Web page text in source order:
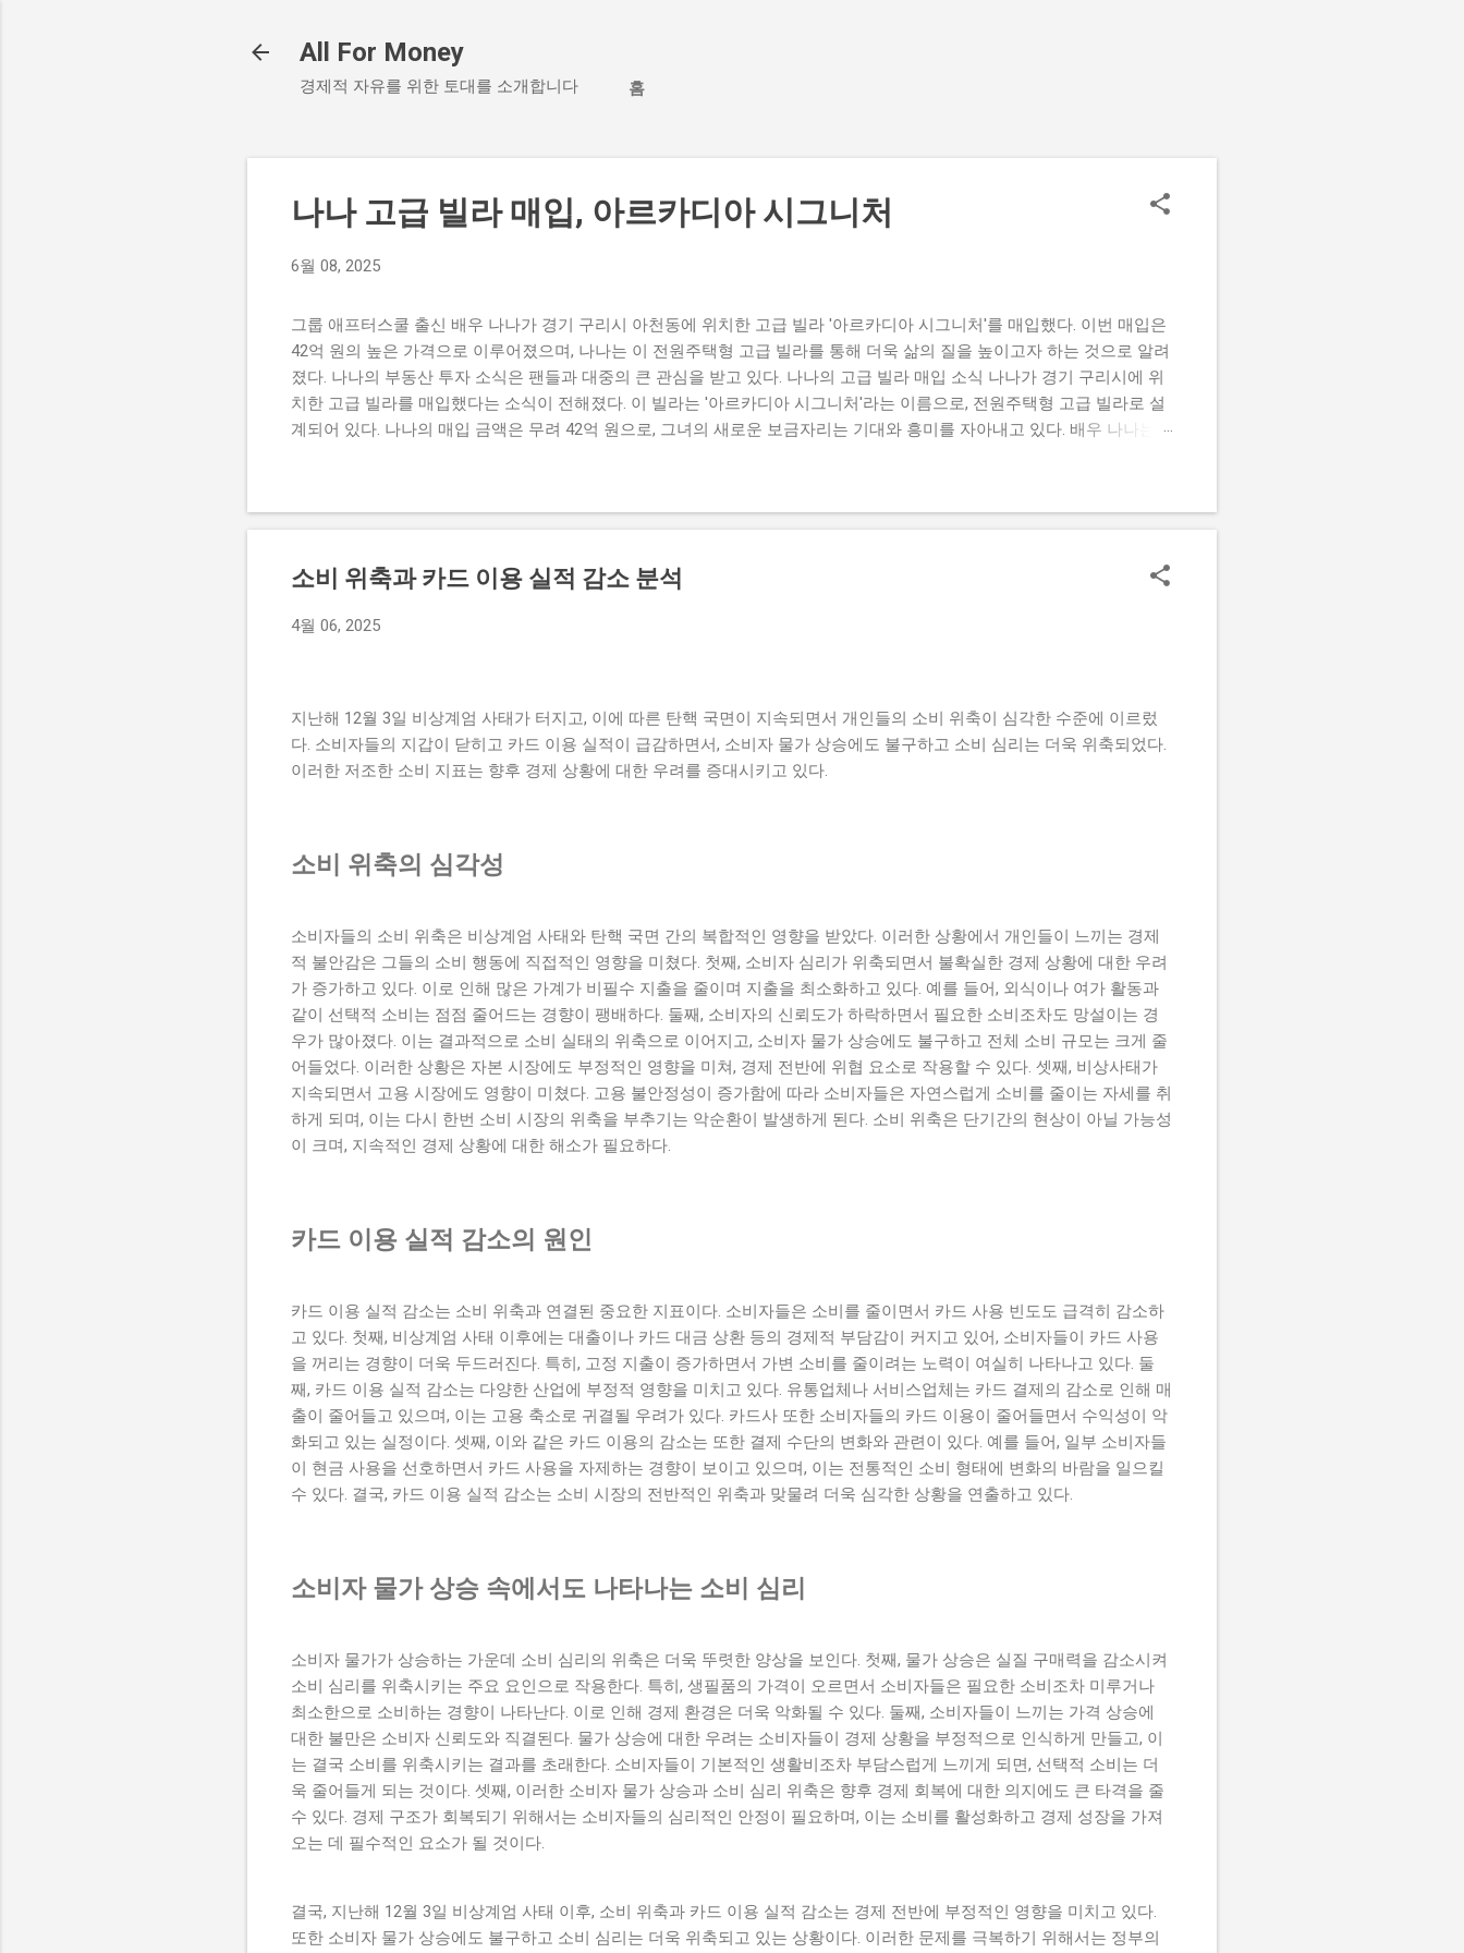
All For Money
경제적 자유를 위한 토대를 소개합니다 홈
나나 고급 빌라 매입, 아르카디아 시그니처
6월 08, 2025
그룹 애프터스쿨 출신 배우 나나가 경기 구리시 아천동에 위치한 고급 빌라 '아르카디아 시그니처'를 매입했다. 이번 매입은
42억 원의 높은 가격으로 이루어졌으며, 나나는 이 전원주택형 고급 빌라를 통해 더욱 삶의 질을 높이고자 하는 것으로 알려
졌다. 나나의 부동산 투자 소식은 팬들과 대중의 큰 관심을 받고 있다. 나나의 고급 빌라 매입 소식 나나가 경기 구리시에 위
치한 고급 빌라를 매입했다는 소식이 전해졌다. 이 빌라는 '아르카디아 시그니처'라는 이름으로, 전원주택형 고급 빌라로 설
계되어 있다. 나나의 매입 금액은 무려 42억 원으로, 그녀의 새로운 보금자리는 기대와 흥미를 자아내고 있다. 배우 나나는
상태에 대한 궁금증을 불러일으키기도 했다. 한편, 나나는 고급 빌라를 매입하면서 앞으로의 계획에 대한 이야기도 전했다.
그녀는 이를 통해 안정된 생활 환경을 원하는 만큼 스스로의 삶을 더욱 풍요롭게 만드는데 중점을 두고 있다고 전했다. 앞으
로 그녀가 어떤 방식으로 고급 빌라에서의 새 삶을 꾸려나갈지 많은 이들이 주목하고 있다. 아르카디아 시그니처의 매력 '아
르카디아 시그니처'는 경기 구리시에 위치한 전원주택형 고급 빌라로, 자연과 조화를 이루는 아름다운 환경 속에 자리잡고
력을 높이고 있다. 특히, 이 빌라는 넓은 공간과 개인적인 프라이버시를 중요시하는 모든 요소를 갖추고 있다. 나나가 선택한
소비 위축과 카드 이용 실적 감소 분석
4월 06, 2025
지난해 12월 3일 비상계엄 사태가 터지고, 이에 따른 탄핵 국면이 지속되면서 개인들의 소비 위축이 심각한 수준에 이르렀
다. 소비자들의 지갑이 닫히고 카드 이용 실적이 급감하면서, 소비자 물가 상승에도 불구하고 소비 심리는 더욱 위축되었다.
이러한 저조한 소비 지표는 향후 경제 상황에 대한 우려를 증대시키고 있다.
소비 위축의 심각성
소비자들의 소비 위축은 비상계엄 사태와 탄핵 국면 간의 복합적인 영향을 받았다. 이러한 상황에서 개인들이 느끼는 경제
적 불안감은 그들의 소비 행동에 직접적인 영향을 미쳤다. 첫째, 소비자 심리가 위축되면서 불확실한 경제 상황에 대한 우려
가 증가하고 있다. 이로 인해 많은 가계가 비필수 지출을 줄이며 지출을 최소화하고 있다. 예를 들어, 외식이나 여가 활동과
같이 선택적 소비는 점점 줄어드는 경향이 팽배하다. 둘째, 소비자의 신뢰도가 하락하면서 필요한 소비조차도 망설이는 경
우가 많아졌다. 이는 결과적으로 소비 실태의 위축으로 이어지고, 소비자 물가 상승에도 불구하고 전체 소비 규모는 크게 줄
어들었다. 이러한 상황은 자본 시장에도 부정적인 영향을 미쳐, 경제 전반에 위협 요소로 작용할 수 있다. 셋째, 비상사태가
지속되면서 고용 시장에도 영향이 미쳤다. 고용 불안정성이 증가함에 따라 소비자들은 자연스럽게 소비를 줄이는 자세를 취
하게 되며, 이는 다시 한번 소비 시장의 위축을 부추기는 악순환이 발생하게 된다. 소비 위축은 단기간의 현상이 아닐 가능성
이 크며, 지속적인 경제 상황에 대한 해소가 필요하다.
카드 이용 실적 감소의 원인
카드 이용 실적 감소는 소비 위축과 연결된 중요한 지표이다. 소비자들은 소비를 줄이면서 카드 사용 빈도도 급격히 감소하
고 있다. 첫째, 비상계엄 사태 이후에는 대출이나 카드 대금 상환 등의 경제적 부담감이 커지고 있어, 소비자들이 카드 사용
을 꺼리는 경향이 더욱 두드러진다. 특히, 고정 지출이 증가하면서 가변 소비를 줄이려는 노력이 여실히 나타나고 있다. 둘
째, 카드 이용 실적 감소는 다양한 산업에 부정적 영향을 미치고 있다. 유통업체나 서비스업체는 카드 결제의 감소로 인해 매
출이 줄어들고 있으며, 이는 고용 축소로 귀결될 우려가 있다. 카드사 또한 소비자들의 카드 이용이 줄어들면서 수익성이 악
화되고 있는 실정이다. 셋째, 이와 같은 카드 이용의 감소는 또한 결제 수단의 변화와 관련이 있다. 예를 들어, 일부 소비자들
이 현금 사용을 선호하면서 카드 사용을 자제하는 경향이 보이고 있으며, 이는 전통적인 소비 형태에 변화의 바람을 일으킬
수 있다. 결국, 카드 이용 실적 감소는 소비 시장의 전반적인 위축과 맞물려 더욱 심각한 상황을 연출하고 있다.
소비자 물가 상승 속에서도 나타나는 소비 심리
소비자 물가가 상승하는 가운데 소비 심리의 위축은 더욱 뚜렷한 양상을 보인다. 첫째, 물가 상승은 실질 구매력을 감소시켜
소비 심리를 위축시키는 주요 요인으로 작용한다. 특히, 생필품의 가격이 오르면서 소비자들은 필요한 소비조차 미루거나
최소한으로 소비하는 경향이 나타난다. 이로 인해 경제 환경은 더욱 악화될 수 있다. 둘째, 소비자들이 느끼는 가격 상승에
대한 불만은 소비자 신뢰도와 직결된다. 물가 상승에 대한 우려는 소비자들이 경제 상황을 부정적으로 인식하게 만들고, 이
는 결국 소비를 위축시키는 결과를 초래한다. 소비자들이 기본적인 생활비조차 부담스럽게 느끼게 되면, 선택적 소비는 더
욱 줄어들게 되는 것이다. 셋째, 이러한 소비자 물가 상승과 소비 심리 위축은 향후 경제 회복에 대한 의지에도 큰 타격을 줄
수 있다. 경제 구조가 회복되기 위해서는 소비자들의 심리적인 안정이 필요하며, 이는 소비를 활성화하고 경제 성장을 가져
오는 데 필수적인 요소가 될 것이다.
결국, 지난해 12월 3일 비상계엄 사태 이후, 소비 위축과 카드 이용 실적 감소는 경제 전반에 부정적인 영향을 미치고 있다.
또한 소비자 물가 상승에도 불구하고 소비 심리는 더욱 위축되고 있는 상황이다. 이러한 문제를 극복하기 위해서는 정부의